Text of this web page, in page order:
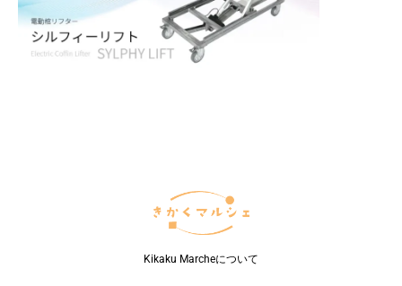
Kikaku Marcheについて